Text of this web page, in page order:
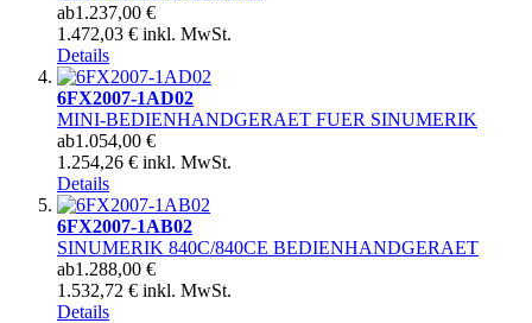
ab1.237,00 €
1.472,03 € inkl. MwSt.
Details
6FX2007-1AD02
MINI-BEDIENHANDGERAET FUER SINUMERIK
ab1.054,00 €
1.254,26 € inkl. MwSt.
Details
6FX2007-1AB02
SINUMERIK 840C/840CE BEDIENHANDGERAET
ab1.288,00 €
1.532,72 € inkl. MwSt.
Details